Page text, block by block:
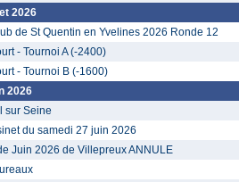
2026
de St Quentin en Yvelines 2026 Ronde 12
- Tournoi A (-2400)
- Tournoi B (-1600)
2026
sur Seine
du samedi 27 juin 2026
Juin 2026 de Villepreux ANNULE